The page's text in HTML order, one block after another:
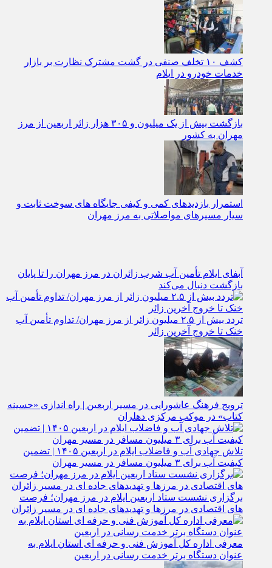
کشف ۱۰ تخلف صنفی در گشت مشترک نظارت بر بازار
خدمات خودرو در ایلام
بازگشت بیش از یک میلیون و ۳۰۵ هزار زائر اربعین از مرز
مهران به کشور
استمرار بازدیدهای کمی و کیفی جایگاه‌ های سوخت ثابت و
سیار مسیرهای مواصلاتی به مرز مهران
آبفای ایلام تأمین آب شرب زائران در مرز مهران را تا پایان
بازگشت دنبال می‌کند
تردد بیش از ۲.۵ میلیون زائر از مرز مهران/ تداوم تأمین آب
خنک تا خروج آخرین زائر
ترویج فرهنگ عاشورایی در مسیر اربعین | راه‌ اندازی «حسینه
کتاب» در موکب مرکزی دهلران
تلاش جهادی آب و فاضلاب ایلام در اربعین ۱۴۰۵ | تضمین
کیفیت آب برای ۳ میلیون مسافر در مسیر مهران
برگزاری نشست ستاد اربعین ایلام در مرز مهران؛ فرصت‌
های اقتصادی در مرزها و تهدیدهای جاده‌ ای در مسیر زائران
معرفی اداره کل آموزش فنی و حرفه‌ ای استان ایلام به‌
عنوان دستگاه برتر خدمت‌ رسانی در اربعین